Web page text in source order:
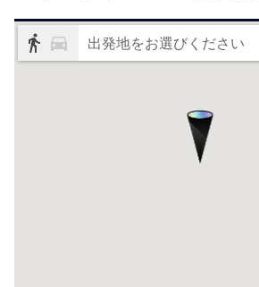
出発地をお選びください